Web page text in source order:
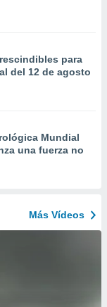
para
del 12 de agosto
Mundial
una fuerza no
Más Vídeos